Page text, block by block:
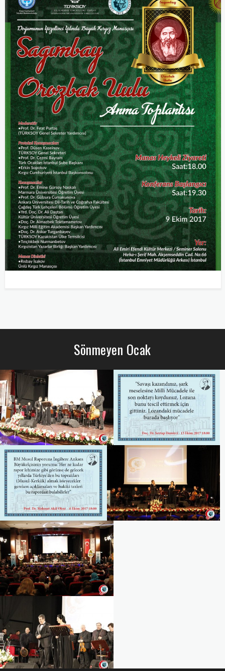
Sönmeyen Ocak